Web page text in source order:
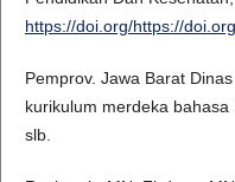
https://doi.org/https://
Pemprov. Jawa Barat
kurikulum merdeka
slb.